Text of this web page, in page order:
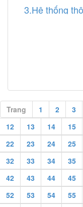
3.Hệ thống
Trang 1 2 3
12
13 14 15
22
23 24 25
32
33 34 35
42
43 44 45
52
53 54 55